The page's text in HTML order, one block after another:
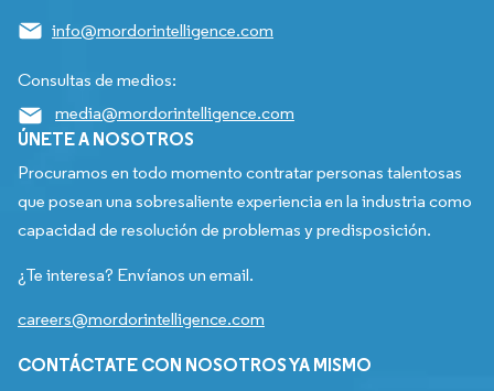
info@mordorintelligence.com
Consultas de medios:
media@mordorintelligence.com
ÚNETE A NOSOTROS
Procuramos en todo momento contratar personas talentosas
que posean una sobresaliente experiencia en la industria como
capacidad de resolución de problemas y predisposición.
¿Te interesa? Envíanos un email.
careers@mordorintelligence.com
CONTÁCTATE CON NOSOTROS YA MISMO